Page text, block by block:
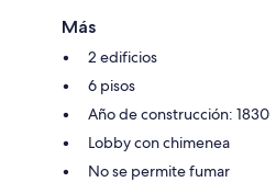
Más
2 edificios
6 pisos
Año de construcción: 1830
Lobby con chimenea
No se permite fumar